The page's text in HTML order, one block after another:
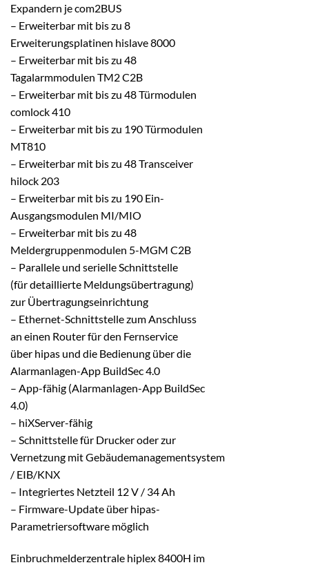
Expandern je com2BUS
– Erweiterbar mit bis zu 8
Erweiterungsplatinen hislave 8000
– Erweiterbar mit bis zu 48
Tagalarmmodulen TM2 C2B
– Erweiterbar mit bis zu 48 Türmodulen
comlock 410
– Erweiterbar mit bis zu 190 Türmodulen
MT810
– Erweiterbar mit bis zu 48 Transceiver
hilock 203
– Erweiterbar mit bis zu 190 Ein-
Ausgangsmodulen MI/MIO
– Erweiterbar mit bis zu 48
Meldergruppenmodulen 5-MGM C2B
– Parallele und serielle Schnittstelle
(für detaillierte Meldungsübertragung)
zur Übertragungseinrichtung
– Ethernet-Schnittstelle zum Anschluss
an einen Router für den Fernservice
über hipas und die Bedienung über die
Alarmanlagen-App BuildSec 4.0
– App-fähig (Alarmanlagen-App BuildSec
4.0)
– hiXServer-fähig
– Schnittstelle für Drucker oder zur
Vernetzung mit Gebäudemanagementsystem
/ EIB/KNX
– Integriertes Netzteil 12 V / 34 Ah
– Firmware-Update über hipas-
Parametriersoftware möglich
Einbruchmelderzentrale hiplex 8400H im